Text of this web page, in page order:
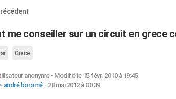
me conseiller sur un circuit en grece
Grece
anonyme- Modifié le 15 févr. 2010 à 19:45
andré boromé- 28 mai 2012 à 00:39